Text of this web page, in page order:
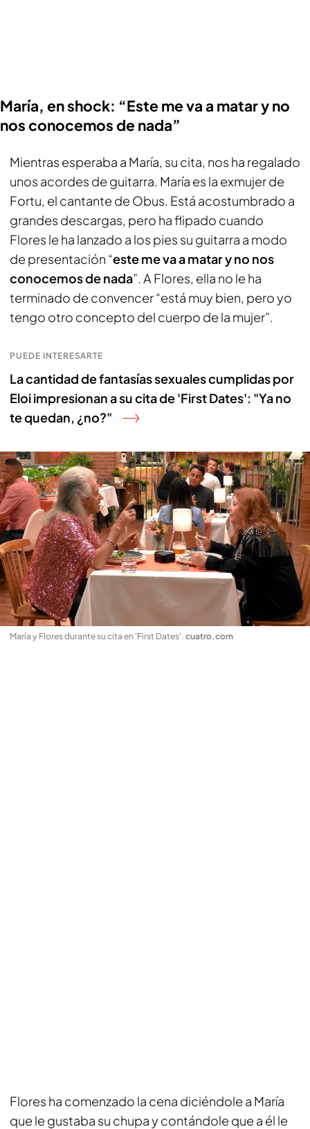
María, en shock: “Este me va a matar y no
nos conocemos de nada”
Mientras esperaba a María, su cita, nos ha regalado
unos acordes de guitarra. María es la exmujer de
Fortu, el cantante de Obus. Está acostumbrado a
grandes descargas, pero ha flipado cuando
Flores le ha lanzado a los pies su guitarra a modo
de presentación “este me va a matar y no nos
conocemos de nada”. A Flores, ella no le ha
terminado de convencer “está muy bien, pero yo
tengo otro concepto del cuerpo de la mujer”.
PUEDE INTERESARTE
La cantidad de fantasías sexuales cumplidas por
Eloi impresionan a su cita de 'First Dates': "Ya no
te quedan, ¿no?"
María y Flores durante su cita en 'First Dates'. cuatro.com
Flores ha comenzado la cena diciéndole a María
que le gustaba su chupa y contándole que a él le